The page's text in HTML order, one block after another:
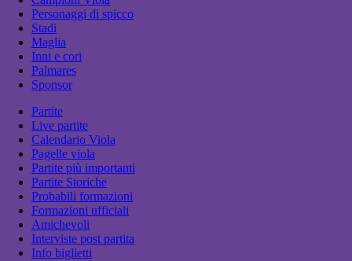
Personaggi di spicco
Stadi
Maglia
Inni e cori
Palmares
Sponsor
Partite
Live partite
Calendario Viola
Pagelle viola
Partite più importanti
Partite Storiche
Probabili formazioni
Formazioni ufficiali
Amichevoli
Interviste post partita
Info biglietti